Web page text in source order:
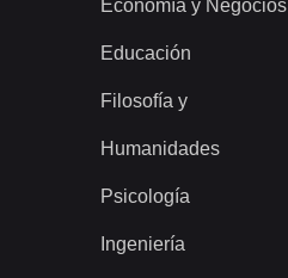
Economía y Negocios
Educación
Filosofía y
Humanidades
Psicología
Ingeniería